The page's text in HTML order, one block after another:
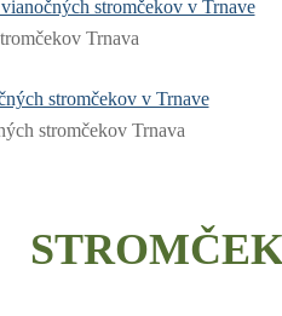
Trnava
stromčekov Trnava